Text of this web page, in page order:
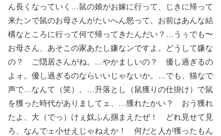
ん長くなっていく…鼠の娘がお嫁に行って、じきに帰って
来たンで鼠のお母さんがたいへん怒って、お前はあんな結
構なところに行って何で帰ってきたんだい？…うぅでも〜
お母さん、あそこの家あたし嫌なンですよ。どうして嫌な
の？ ご隠居さんがね。…やかましいの？ 優し過ぎるの
よォ。優し過ぎるのならいいじゃないか。…でも、猫なで
声で…なんて（笑）。…升落とし（鼠獲りの仕掛け）で鼠
を獲った時代がありましてェ、…獲れたかい？ おう獲れ
たよ、大（でっ）けぇ奴ふん掴まえたぜ！ どれ見せて見
ろ、なんでェ小せえじゃねえか！ 何だと人が獲ったもん